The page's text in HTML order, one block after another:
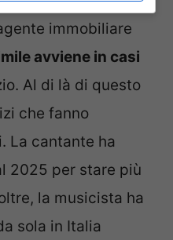
immobiliare
avviene in casi
Al di là di questo
che fanno
La cantante ha
2025 per stare più
la musicista ha
sola in Italia